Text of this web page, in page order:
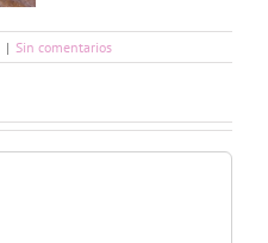
| Sin comentarios